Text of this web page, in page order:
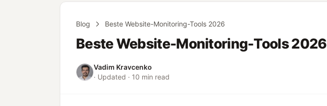
Blog Beste Website-Monitoring-Tools 2026
Beste Website-Monitoring-Tools 2026
Vadim Kravcenko
· Updated · 10 min read